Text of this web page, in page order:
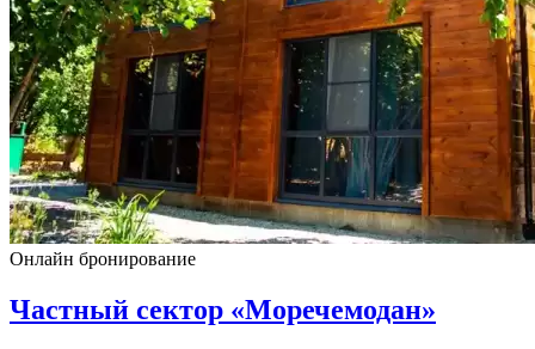
Онлайн бронирование
Частный сектор «Моречемодан»